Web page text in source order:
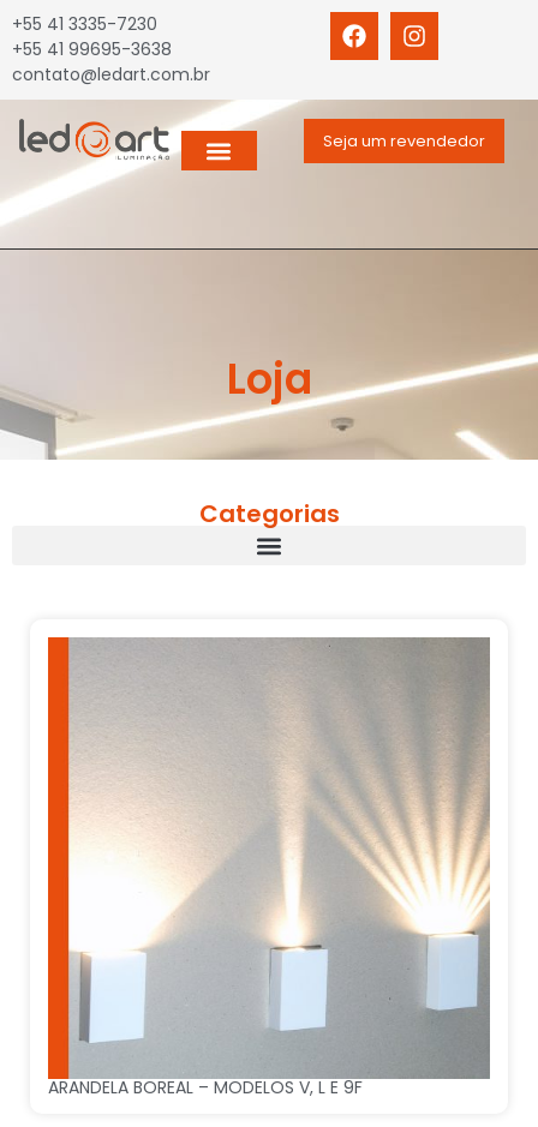
+55 41 3335-7230
+55 41 99695-3638
contato@ledart.com.br
Seja um revendedor
Loja
Categorias
ARANDELA BOREAL – MODELOS V, L E 9F